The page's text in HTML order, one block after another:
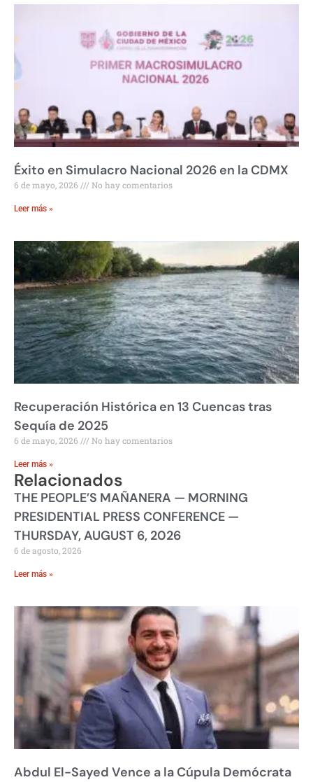
Éxito en Simulacro Nacional 2026 en la CDMX
6 de mayo, 2026 No hay comentarios
Leer más »
Recuperación Histórica en 13 Cuencas tras
Sequía de 2025
6 de mayo, 2026 No hay comentarios
Leer más »
Relacionados
THE PEOPLE’S MAÑANERA — MORNING
PRESIDENTIAL PRESS CONFERENCE —
THURSDAY, AUGUST 6, 2026
6 de agosto, 2026
Leer más »
Abdul El-Sayed Vence a la Cúpula Demócrata